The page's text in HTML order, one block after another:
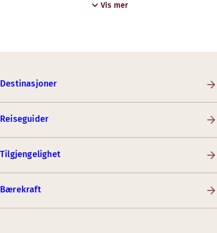
Vis mer
Destinasjoner
Reiseguider
Tilgjengelighet
Bærekraft